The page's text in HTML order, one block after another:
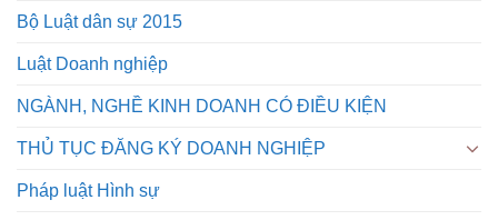
Bộ Luật dân sự 2015
Luật Doanh nghiệp
NGÀNH, NGHỀ KINH DOANH CÓ ĐIỀU KIỆN
THỦ TỤC ĐĂNG KÝ DOANH NGHIỆP
Pháp luật Hình sự